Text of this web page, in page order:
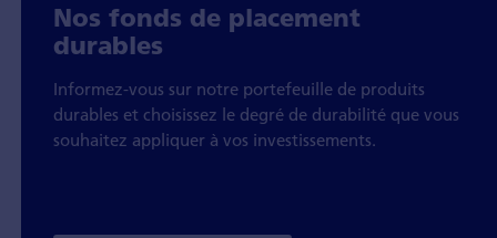
Nos fonds de placement
durables
Informez-vous sur notre portefeuille de produits
durables et choisissez le degré de durabilité que vous
souhaitez appliquer à vos investissements.